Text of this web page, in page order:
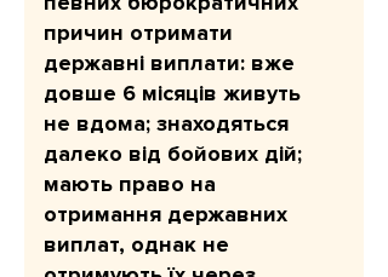
допомога надається одноразово і
розрахована на три місяці.
причин отримати
державні виплати: вже
довше 6 місяців живуть
не вдома; знаходяться
далеко від бойових дій;
мають право на
отримання державних
виплат, однак не